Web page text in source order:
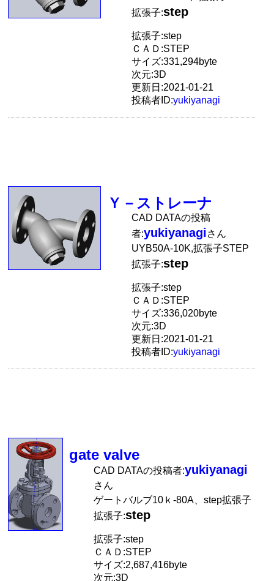
拡張子:step
拡張子:step
ＣＡＤ:STEP
サイズ:331,294byte
次元:3D
更新日:2021-01-21
投稿者ID:yukiyanagi
Ｙ－ストレーナ
CAD DATAの投稿
者:yukiyanagiさん
UYB50A-10K,拡張子STEP
拡張子:step
拡張子:step
ＣＡＤ:STEP
サイズ:336,020byte
次元:3D
更新日:2021-01-21
投稿者ID:yukiyanagi
gate valve
CAD DATAの投稿者:yukiyanagi
さん
ゲートバルブ10ｋ-80A、step拡張子
拡張子:step
拡張子:step
ＣＡＤ:STEP
サイズ:2,687,416byte
次元:3D